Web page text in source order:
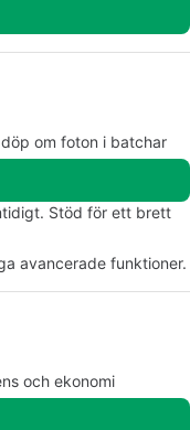
om foton i batchar
Stöd för ett brett
avancerade funktioner.
och ekonomi